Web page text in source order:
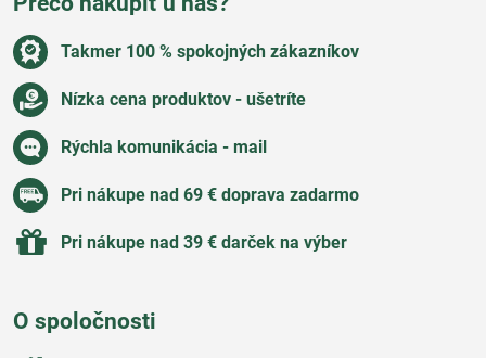
Takmer 100 % spokojných zákazníkov
Nízka cena produktov - ušetríte
Rýchla komunikácia - mail
Pri nákupe nad 69 € doprava zadarmo
Pri nákupe nad 39 € darček na výber
O spoločnosti